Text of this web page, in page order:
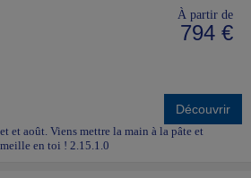
À partir de
794 €
Découvrir
et août. Viens mettre la main à la pâte et
en toi ! 2.15.1.0